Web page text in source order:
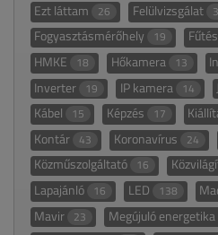
Ezt láttam 26 Felülvizsgálat
Fogyasztásmérőhely 19
HMKE 18 Hőkamera 13
Inverter 19 IP kamera 14
Kábel 15 Képzés 17
Kontár 43 Koronavírus 24
Közműszolgáltató 16
Lapajánló 16 LED 138
Mavir 23 Megújuló energetika